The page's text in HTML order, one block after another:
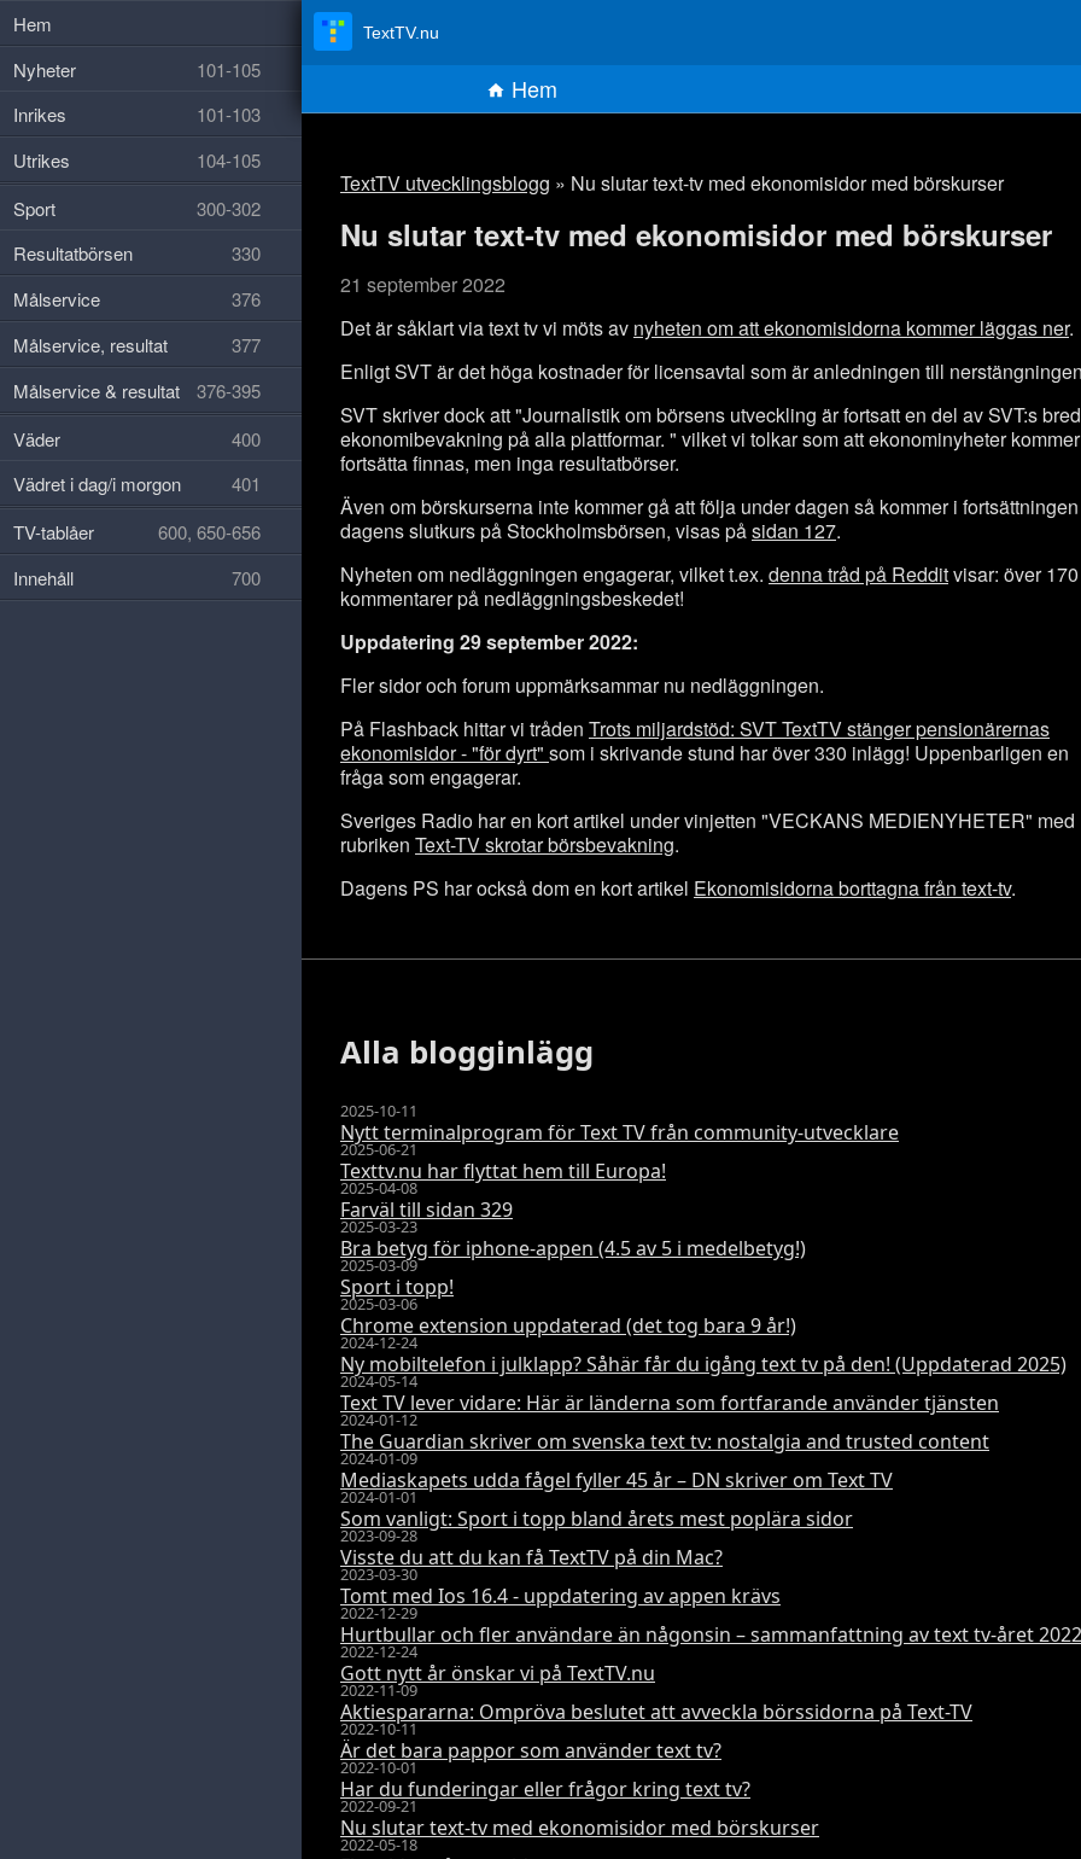
TextTV utvecklingsblogg » Nu slutar text-tv med ekonomisidor med börskurser
Nu slutar text-tv med ekonomisidor med börskurser
21 september 2022
Det är såklart via text tv vi möts av nyheten om att ekonomisidorna kommer läggas ner.
Enligt SVT är det höga kostnader för licensavtal som är anledningen till
SVT skriver dock att "Journalistik om börsens utveckling är fortsatt en del av SVT:s
ekonomibevakning på alla plattformar. " vilket vi tolkar som att ekonominyheter kommer
fortsätta finnas, men inga resultatbörser.
Även om börskurserna inte kommer gå att följa under dagen så kommer i fortsättningen
dagens slutkurs på Stockholmsbörsen, visas påsidan 127.
Nyheten om nedläggningen engagerar, vilket t.ex. denna tråd på Redditvisar: över 170
kommentarer på nedläggningsbeskedet!
Uppdatering 29 september 2022:
Fler sidor och forum uppmärksammar nu nedläggningen.
På Flashback hittar vi tråden Trots miljardstöd: SVT TextTV stänger pensionärernas
ekonomisidor - "för dyrt" som i skrivande stund har över 330 inlägg! Uppenbarligen en
fråga som engagerar.
Sveriges Radio har en kort artikel under vinjetten "VECKANS MEDIENYHETER" med
rubriken Text-TV skrotar börsbevakning.
Dagens PS har också dom en kort artikel Ekonomisidorna borttagna från text-tv.
Alla blogginlägg
2025-10-11
Nytt terminalprogram för Text TV från community-utvecklare
2025-06-21
Texttv.nu har flyttat hem till Europa!
2025-04-08
Farväl till sidan 329
2025-03-23
Bra betyg för iphone-appen (4.5 av 5 i medelbetyg!)
2025-03-09
Sport i topp!
2025-03-06
Chrome extension uppdaterad (det tog bara 9 år!)
2024-12-24
Ny mobiltelefon i julklapp? Såhär får du igång text tv på den! (Uppdaterad 2025)
2024-05-14
Text TV lever vidare: Här är länderna som fortfarande använder tjänsten
2024-01-12
The Guardian skriver om svenska text tv: nostalgia and trusted content
2024-01-09
Mediaskapets udda fågel fyller 45 år – DN skriver om Text TV
2024-01-01
Som vanligt: Sport i topp bland årets mest poplära sidor
2023-09-28
Visste du att du kan få TextTV på din Mac?
2023-03-30
Tomt med Ios 16.4 - uppdatering av appen krävs
2022-12-29
Hurtbullar och fler användare än någonsin – sammanfattning av text tv-året 2022
2022-12-24
Gott nytt år önskar vi på TextTV.nu
2022-11-09
Aktiespararna: Ompröva beslutet att avveckla börssidorna på Text-TV
2022-10-11
Är det bara pappor som använder text tv?
2022-10-01
Har du funderingar eller frågor kring text tv?
2022-09-21
Nu slutar text-tv med ekonomisidor med börskurser
2022-05-18
TextTV.nu
Hem
Hem
Nyheter
101-105
Inrikes
101-103
Utrikes
104-105
Sport
300-302
Resultatbörsen
330
Målservice
376
Målservice, resultat
377
Målservice & resultat
376-395
Väder
400
Vädret i dag/i morgon
401
TV-tablåer
600, 650-656
Innehåll
700